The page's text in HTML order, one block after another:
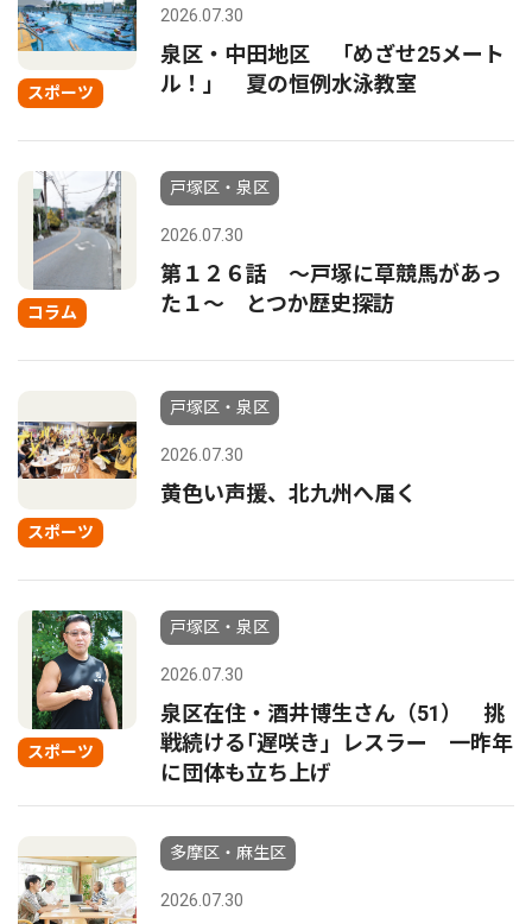
スポーツ
2026.07.30
泉区・中田地区 「めざせ25メート
ル！」 夏の恒例水泳教室
コラム
戸塚区・泉区
2026.07.30
第１２６話 〜戸塚に草競馬があっ
た１〜 とつか歴史探訪
スポーツ
戸塚区・泉区
2026.07.30
黄色い声援、北九州へ届く
スポーツ
戸塚区・泉区
2026.07.30
泉区在住・酒井博生さん（51） 挑
戦続ける｢遅咲き」レスラー 一昨年
に団体も立ち上げ
多摩区・麻生区
2026.07.30